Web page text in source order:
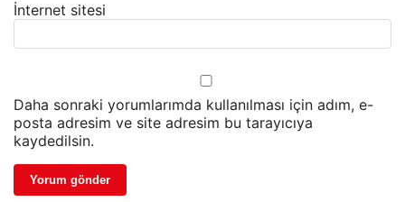
İnternet sitesi
Daha sonraki yorumlarımda kullanılması için adım, e-
posta adresim ve site adresim bu tarayıcıya
kaydedilsin.